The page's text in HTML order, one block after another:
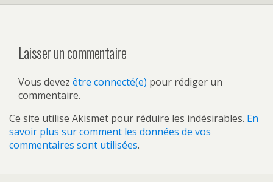
Laisser un commentaire
Vous devez être connecté(e) pour rédiger un
commentaire.
Ce site utilise Akismet pour réduire les indésirables. En
savoir plus sur comment les données de vos
commentaires sont utilisées.